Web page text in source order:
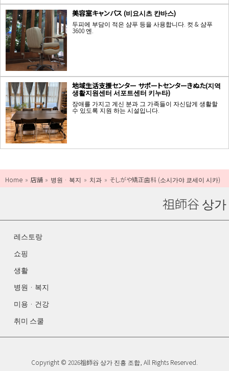
美容室キャンバス (비요시츠 캰바스)
두피에 부담이 적은 샴푸 등을 사용합니다. 컷 & 샴푸
3600 엔.
地域生活支援センター サポートセンターきぬた(지역
생활지원센터 서포트센터 키누타)
장애를 가지고 계신 분과 그 가족들이 자신답게 생활할
수 있도록 지원 하는 시설입니다.
Home 店舗 병원 · 복지 치과 そしがや矯正歯科 (소시가야 쿄세이 시카)
祖師谷 상가
레스토랑
쇼핑
생활
병원 · 복지
미용 · 건강
취미 스쿨
Copyright © 2026祖師谷 상가 진흥 조합, All Rights Reserved.